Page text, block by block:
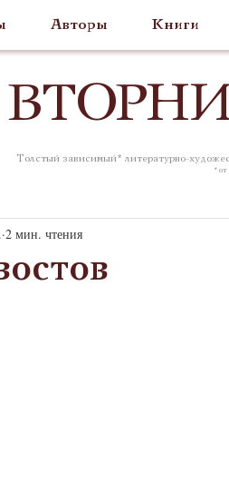
Авторы Книги
ВТОР
Толстый зависимый* литературно-
*
2 мин. чтения